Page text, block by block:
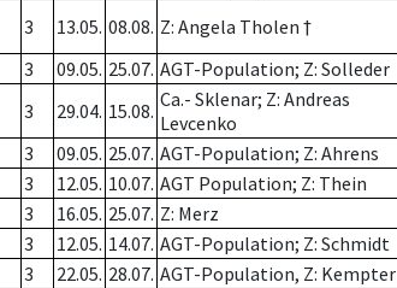
3 13.05. 08.08. Z: Angela Tholen †
3 09.05. 25.07. AGT-Population; Z: Solleder
3 29.04. 15.08. Ca.- Sklenar; Z: Andreas
Levcenko
3 09.05. 25.07. AGT-Population; Z: Ahrens
3 12.05. 10.07. AGT Population; Z: Thein
3 16.05. 25.07. Z: Merz
3 12.05. 14.07. AGT-Population; Z: Schmidt
3 22.05. 28.07. AGT-Population, Z: Kempter